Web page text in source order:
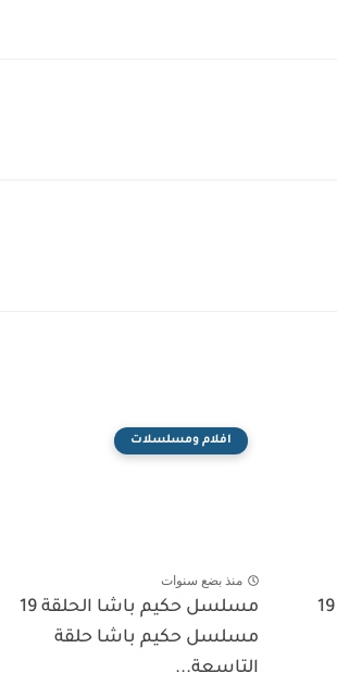
مسلسل فهد البطل الحلقة 19
افلام ومسلسلات
منذ بضع سنوات
مسلسل حكيم باشا الحلقة 19
مسلسل حكيم باشا حلقة
التاسعة...